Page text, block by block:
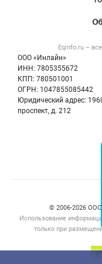
Eqinfo.ru – все
ООО «Инлайн»
ИНН: 7805355672
КПП: 780501001
ОГРН: 1047855085442
Юридический адрес:
проспект, д. 212
Политика
Счетчики,
© 2006‑2026
Использование
только при